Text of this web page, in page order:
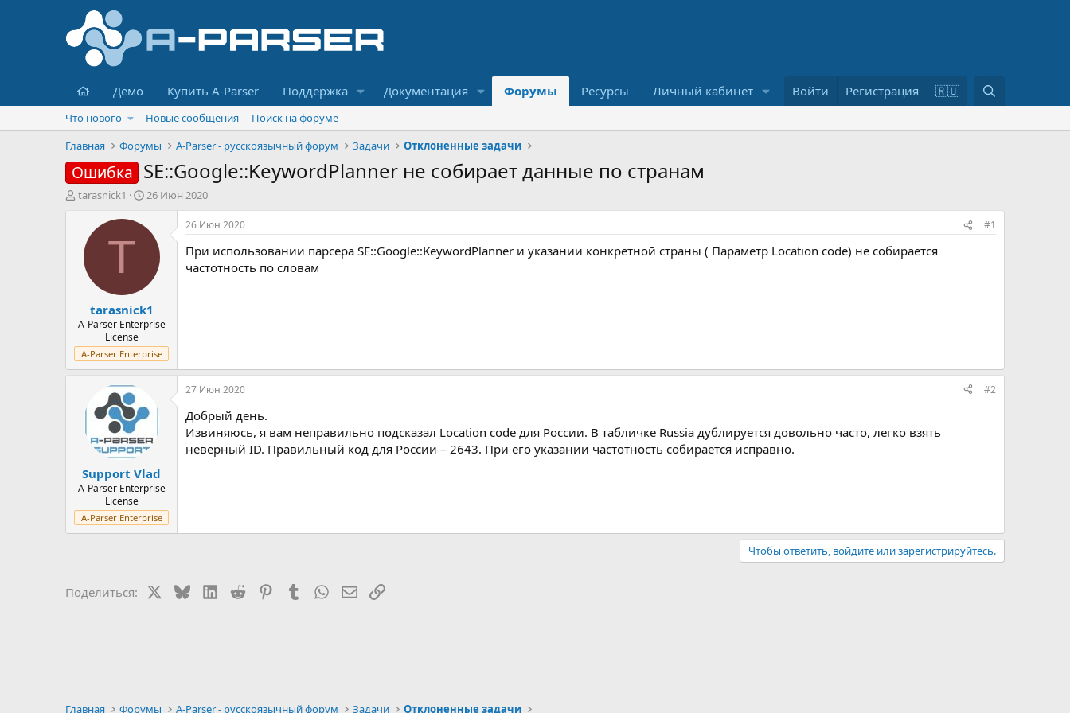
Главная
Демо Купить A-Parser Поддержка Документация Форумы Ресурсы Личный кабинет Войти Регистрация 🇷🇺
о
Что нового Новые сообщения
Поиск на форуме
Главная
Форумы A-Parser - русскоязычный форум Задачи Отклоненные задачи
Ошибка SE::Google::KeywordPlanner не собирает данные по странам
А
tarasnick1
Д
а
ч
л
а
26 Июн 2020
T
tarasnick1
A-Parser Enterprise
License
A-Parser Enterprise
26 Июн 2020 #1
При использовании парсера SE::Google::KeywordPlanner и указании конкретной страны ( Параметр Location code) не собирается
частотность по словам
Support Vlad
A-Parser Enterprise
License
A-Parser Enterprise
27 Июн 2020 #2
Добрый день.
Извиняюсь, я вам неправильно подсказал Location code для России. В табличке Russia дублируется довольно часто, легко взять
неверный ID. Правильный код для России – 2643. При его указании частотность собирается исправно.
Чтобы ответить, войдите или зарегистрируйтесь.
Поделиться: BlueskyLinkedIn
Reddit PinterestTumblrWhatsAppЭлектронная почта
Ссылка
Главная Форумы A-Parser - русскоязычный форум Задачи Отклоненные задачи